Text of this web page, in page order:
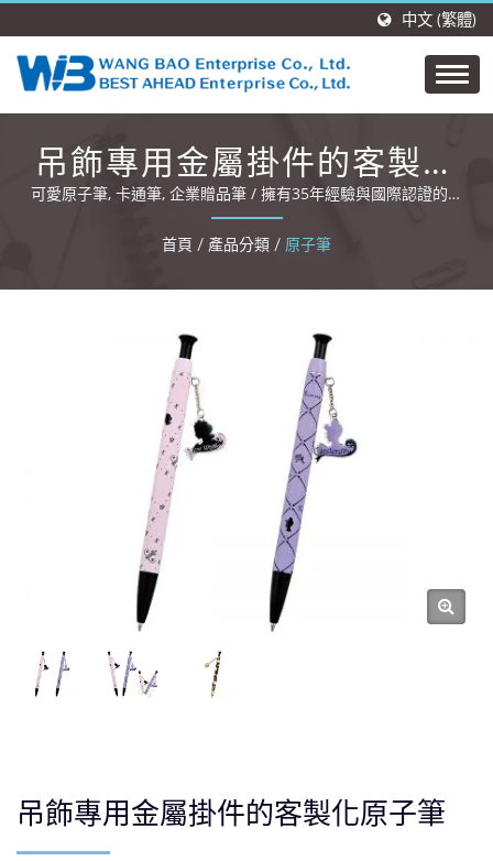
中文 (繁體)
吊飾專用金屬掛件的客製化
原子筆
可愛原子筆, 卡通筆, 企業贈品筆 / 擁有35年經驗與國際認證的專
業筆類與文具OEM/ODM製造商。
首頁 / 產品分類 / 原子筆
吊飾專用金屬掛件的客製化原子筆